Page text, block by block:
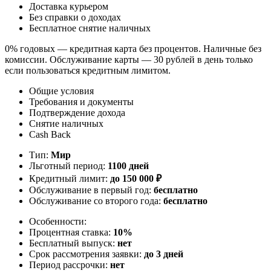
Доставка курьером
Без справки о доходах
Бесплатное снятие наличных
0% годовых — кредитная карта без процентов. Наличные без
комиссии. Обслуживание карты — 30 рублей в день только
если пользоваться кредитным лимитом.
Общие условия
Требования и документы
Подтверждение дохода
Снятие наличных
Cash Back
Тип: Мир
Льготный период: 1100 дней
Кредитный лимит: до 150 000 ₽
Обслуживание в первый год: бесплатно
Обслуживание со второго года: бесплатно
Особенности:
Процентная ставка: 10%
Бесплатный выпуск: нет
Срок рассмотрения заявки: до 3 дней
Период рассрочки: нет